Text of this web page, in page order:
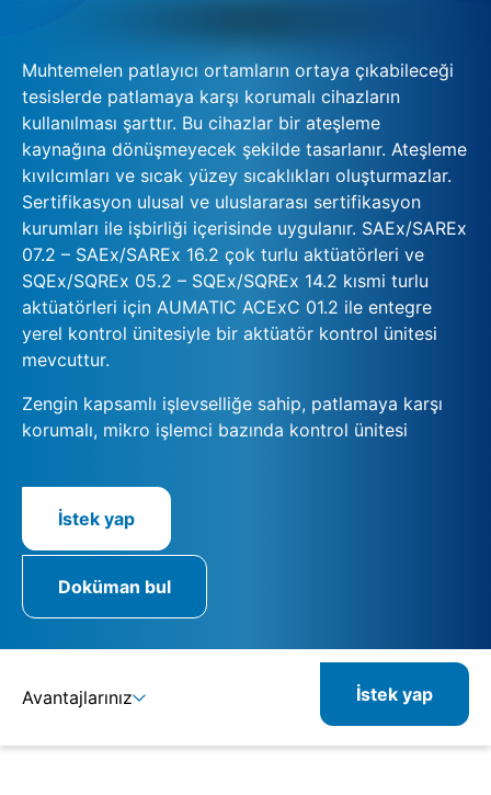
Muhtemelen patlayıcı ortamların ortaya çıkabileceği
tesislerde patlamaya karşı korumalı cihazların
kullanılması şarttır. Bu cihazlar bir ateşleme
kaynağına dönüşmeyecek şekilde tasarlanır. Ateşleme
kıvılcımları ve sıcak yüzey sıcaklıkları oluşturmazlar.
Sertifikasyon ulusal ve uluslararası sertifikasyon
kurumları ile işbirliği içerisinde uygulanır. SAEx/SAREx
07.2 – SAEx/SAREx 16.2 çok turlu aktüatörleri ve
SQEx/SQREx 05.2 – SQEx/SQREx 14.2 kısmi turlu
aktüatörleri için AUMATIC ACExC 01.2 ile entegre
yerel kontrol ünitesiyle bir aktüatör kontrol ünitesi
mevcuttur.
Zengin kapsamlı işlevselliğe sahip, patlamaya karşı
korumalı, mikro işlemci bazında kontrol ünitesi
İstek yap
Doküman bul
Avantajlarınız İstek yap